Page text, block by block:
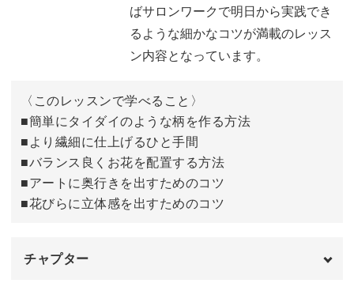
◆簡単にタイダイのような柄を作る方法
◆より繊細に仕上げるひと手間
◆バランス良くお花を配置する方法
◆花びらに立体感を出すためのコツ
習得すればサロンワークで明日から実践できるような細か
なコツが満載のレッスン内容となっています。
クリーム系の色味を使うのがベター◎♪
ばサロンワークで明日から実践でき
るような細かなコツが満載のレッス
ン内容となっています。
〈このレッスンで学べること〉
■簡単にタイダイのような柄を作る方法
■より繊細に仕上げるひと手間
■バランス良くお花を配置する方法
■アートに奥行きを出すためのコツ
■花びらに立体感を出すためのコツ
チャプター